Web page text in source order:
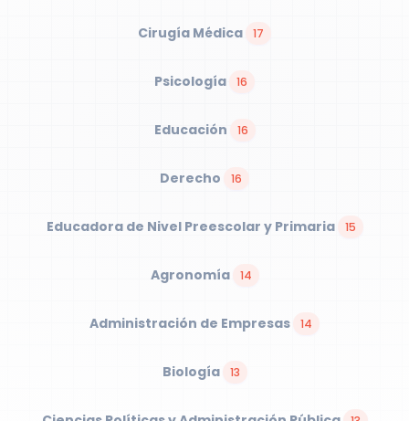
Cirugía Médica 17
Psicología 16
Educación 16
Derecho 16
Educadora de Nivel Preescolar y Primaria 15
Agronomía 14
Administración de Empresas 14
Biología 13